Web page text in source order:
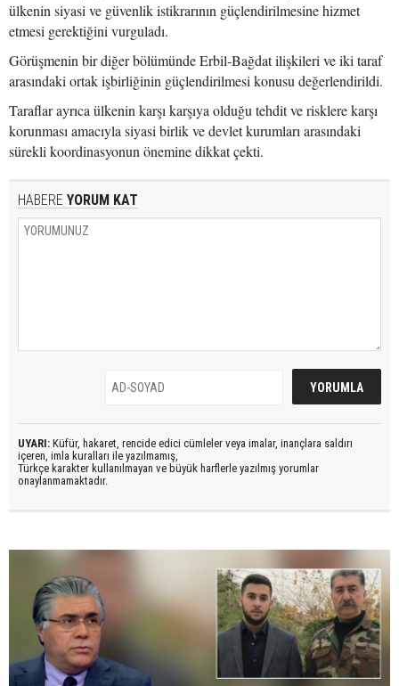
ülkenin siyasi ve güvenlik istikrarının güçlendirilmesine hizmet
etmesi gerektiğini vurguladı.
Görüşmenin bir diğer bölümünde Erbil-Bağdat ilişkileri ve iki taraf
arasındaki ortak işbirliğinin güçlendirilmesi konusu değerlendirildi.
Taraflar ayrıca ülkenin karşı karşıya olduğu tehdit ve risklere karşı
korunması amacıyla siyasi birlik ve devlet kurumları arasındaki
sürekli koordinasyonun önemine dikkat çekti.
HABERE YORUM KAT
UYARI: Küfür, hakaret, rencide edici cümleler veya imalar, inançlara saldırı
içeren, imla kuralları ile yazılmamış,
Türkçe karakter kullanılmayan ve büyük harflerle yazılmış yorumlar
onaylanmamaktadır.